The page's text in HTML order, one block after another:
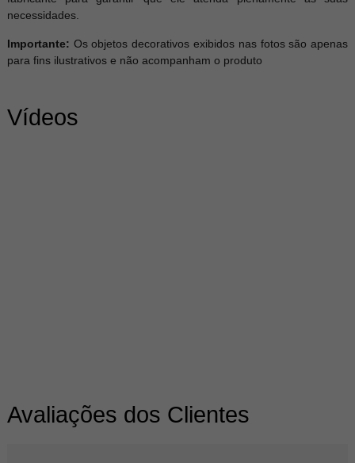
necessidades.
Importante: Os objetos decorativos exibidos nas fotos são apenas
para fins ilustrativos e não acompanham o produto
Vídeos
Avaliações dos Clientes